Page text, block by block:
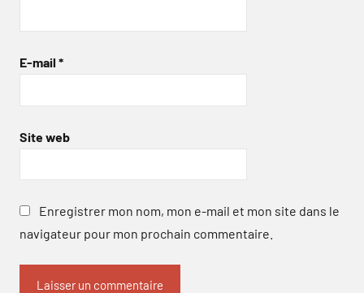
E-mail *
Site web
Enregistrer mon nom, mon e-mail et mon site dans le
navigateur pour mon prochain commentaire.